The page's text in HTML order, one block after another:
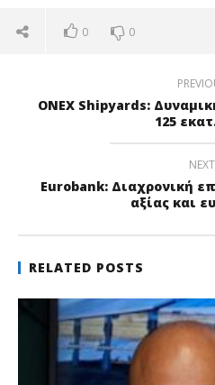
0 0
ONEX Shipyards:
125
NEXT
Eurobank: Διαχρονική
αξίας και
RELATED POSTS